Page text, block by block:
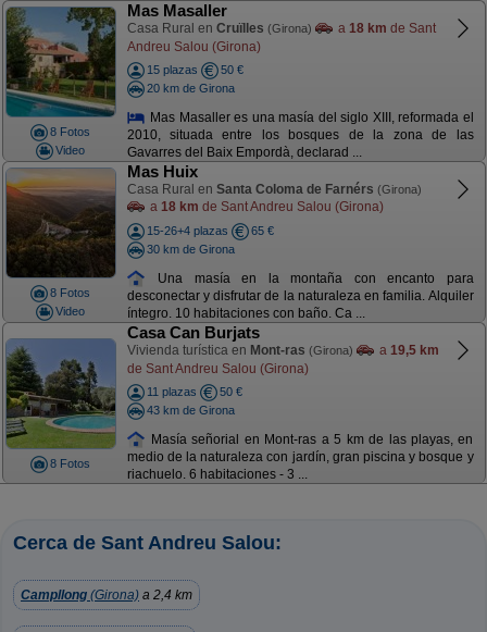
8 Fotos
Video
Mas Masaller
Casa Rural en Cruïlles (Girona) a 18 km de Sant
Andreu Salou (Girona)
15 plazas
50 €
20 km de Girona
Mas Masaller es una masía del siglo XIII, reformada el
2010, situada entre los bosques de la zona de las
Gavarres del Baix Empordà, declarad ...
8 Fotos
Video
Mas Huix
Casa Rural en Santa Coloma de Farnérs (Girona)
a 18 km de Sant Andreu Salou (Girona)
15-26+4 plazas
65 €
30 km de Girona
Una masía en la montaña con encanto para
desconectar y disfrutar de la naturaleza en familia. Alquiler
íntegro. 10 habitaciones con baño. Ca ...
8 Fotos
Casa Can Burjats
Vivienda turística en Mont-ras (Girona) a 19,5 km
de Sant Andreu Salou (Girona)
11 plazas
50 €
43 km de Girona
Masía señorial en Mont-ras a 5 km de las playas, en
medio de la naturaleza con jardín, gran piscina y bosque y
riachuelo. 6 habitaciones - 3 ...
Cerca de Sant Andreu Salou:
Campllong (Girona) a 2,4 km